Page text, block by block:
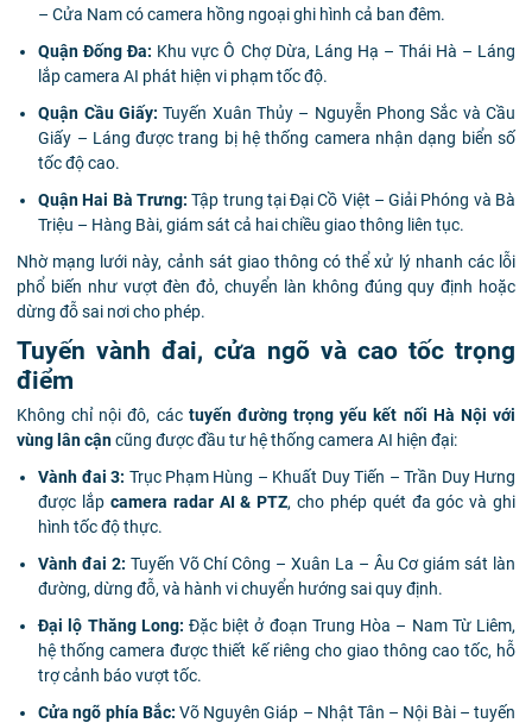
– Cửa Nam có camera hồng ngoại ghi hình cả ban đêm.
Quận Đống Đa: Khu vực Ô Chợ Dừa, Láng Hạ – Thái Hà – Láng
lắp camera AI phát hiện vi phạm tốc độ.
Quận Cầu Giấy: Tuyến Xuân Thủy – Nguyễn Phong Sắc và Cầu
Giấy – Láng được trang bị hệ thống camera nhận dạng biển số
tốc độ cao.
Quận Hai Bà Trưng: Tập trung tại Đại Cồ Việt – Giải Phóng và Bà
Triệu – Hàng Bài, giám sát cả hai chiều giao thông liên tục.
Nhờ mạng lưới này, cảnh sát giao thông có thể xử lý nhanh các lỗi
phổ biến như vượt đèn đỏ, chuyển làn không đúng quy định hoặc
dừng đỗ sai nơi cho phép.
Tuyến vành đai, cửa ngõ và cao tốc trọng
điểm
Không chỉ nội đô, các tuyến đường trọng yếu kết nối Hà Nội với
vùng lân cậncũng được đầu tư hệ thống camera AI hiện đại:
Vành đai 3: Trục Phạm Hùng – Khuất Duy Tiến – Trần Duy Hưng
được lắp camera radar AI & PTZ, cho phép quét đa góc và ghi
hình tốc độ thực.
Vành đai 2: Tuyến Võ Chí Công – Xuân La – Âu Cơ giám sát làn
đường, dừng đỗ, và hành vi chuyển hướng sai quy định.
Đại lộ Thăng Long: Đặc biệt ở đoạn Trung Hòa – Nam Từ Liêm,
hệ thống camera được thiết kế riêng cho giao thông cao tốc, hỗ
trợ cảnh báo vượt tốc.
Cửa ngõ phía Bắc: Võ Nguyên Giáp – Nhật Tân – Nội Bài – tuyến